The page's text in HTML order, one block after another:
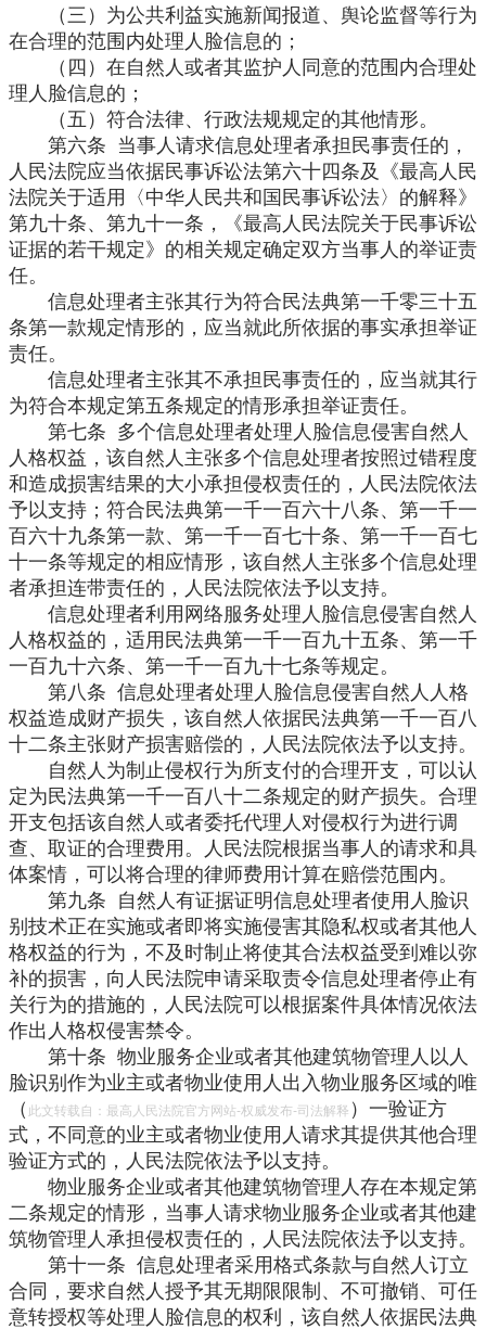
（三）为公共利益实施新闻报道、舆论监督等行为
在合理的范围内处理人脸信息的；
（四）在自然人或者其监护人同意的范围内合理处
理人脸信息的；
（五）符合法律、行政法规规定的其他情形。
第六条 当事人请求信息处理者承担民事责任的，
人民法院应当依据民事诉讼法第六十四条及《最高人民
法院关于适用〈中华人民共和国民事诉讼法〉的解释》
第九十条、第九十一条，《最高人民法院关于民事诉讼
证据的若干规定》的相关规定确定双方当事人的举证责
任。
信息处理者主张其行为符合民法典第一千零三十五
条第一款规定情形的，应当就此所依据的事实承担举证
责任。
信息处理者主张其不承担民事责任的，应当就其行
为符合本规定第五条规定的情形承担举证责任。
第七条 多个信息处理者处理人脸信息侵害自然人
人格权益，该自然人主张多个信息处理者按照过错程度
和造成损害结果的大小承担侵权责任的，人民法院依法
予以支持；符合民法典第一千一百六十八条、第一千一
百六十九条第一款、第一千一百七十条、第一千一百七
十一条等规定的相应情形，该自然人主张多个信息处理
者承担连带责任的，人民法院依法予以支持。
信息处理者利用网络服务处理人脸信息侵害自然人
人格权益的，适用民法典第一千一百九十五条、第一千
一百九十六条、第一千一百九十七条等规定。
第八条 信息处理者处理人脸信息侵害自然人人格
权益造成财产损失，该自然人依据民法典第一千一百八
十二条主张财产损害赔偿的，人民法院依法予以支持。
自然人为制止侵权行为所支付的合理开支，可以认
定为民法典第一千一百八十二条规定的财产损失。合理
开支包括该自然人或者委托代理人对侵权行为进行调
查、取证的合理费用。人民法院根据当事人的请求和具
体案情，可以将合理的律师费用计算在赔偿范围内。
第九条 自然人有证据证明信息处理者使用人脸识
别技术正在实施或者即将实施侵害其隐私权或者其他人
格权益的行为，不及时制止将使其合法权益受到难以弥
补的损害，向人民法院申请采取责令信息处理者停止有
关行为的措施的，人民法院可以根据案件具体情况依法
作出人格权侵害禁令。
第十条 物业服务企业或者其他建筑物管理人以人
脸识别作为业主或者物业使用人出入物业服务区域的唯
（ 此文转载自：最高人民法院官方网站-权威发布-司法解释 ）一验证方
式，不同意的业主或者物业使用人请求其提供其他合理
验证方式的，人民法院依法予以支持。
物业服务企业或者其他建筑物管理人存在本规定第
二条规定的情形，当事人请求物业服务企业或者其他建
筑物管理人承担侵权责任的，人民法院依法予以支持。
第十一条 信息处理者采用格式条款与自然人订立
合同，要求自然人授予其无期限限制、不可撤销、可任
意转授权等处理人脸信息的权利，该自然人依据民法典